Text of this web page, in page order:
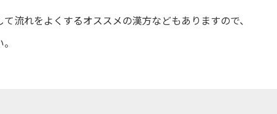
流れをよくするオススメの漢方などもありますので、